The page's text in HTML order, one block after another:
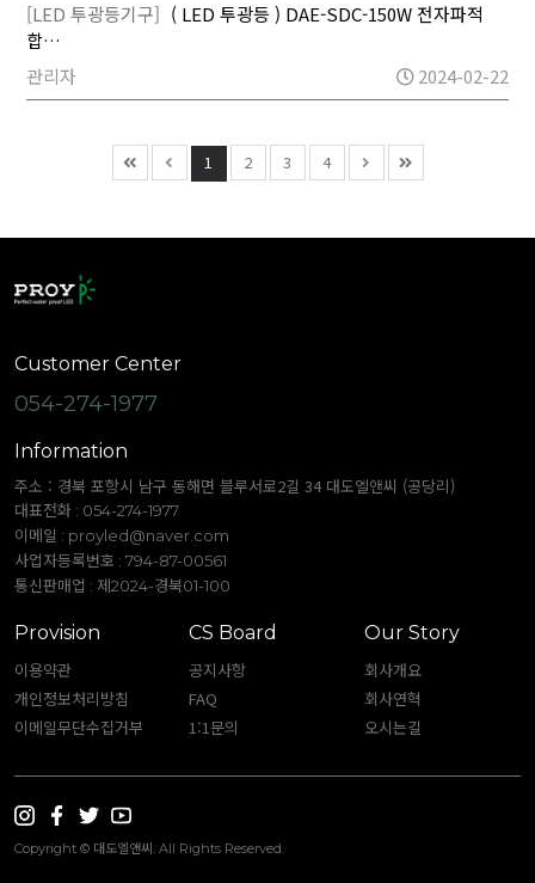
[LED 투광등기구] ( LED 투광등 ) DAE-SDC-150W 전자파적
합…
관리자
2024-02-22
1 2 3 4
Customer Center
054-274-1977
Information
주소 : 경북 포항시 남구 동해면 블루서로2길 34 대도엘앤씨 (공당리)
대표전화 : 054-274-1977
이메일 : proyled@naver.com
사업자등록번호 : 794-87-00561
통신판매업 : 제2024-경북01-100
Provision
이용약관
개인정보처리방침
이메일무단수집거부
CS Board
공지사항
FAQ
1:1문의
Our Story
회사개요
회사연혁
오시는길
Copyright © 대도엘앤씨. All Rights Reserved.